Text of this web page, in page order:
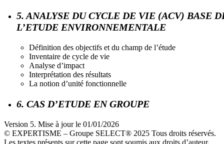
5. ANALYSE DU CYCLE DE VIE (ACV) BASE
L’ETUDE ENVIRONNEMENTALE
Définition des objectifs et du champ de l’étude
Inventaire de cycle de vie
Analyse d’impact
Interprétation des résultats
La notion d’unité fonctionnelle
6. CAS D’ETUDE EN GROUPE
Version 5. Mise à jour le 01/01/2026
© EXPERTISME – Groupe SELECT® 2025 Tous droits réservés.
Les textes présents sur cette page sont soumis aux droits d’auteur.